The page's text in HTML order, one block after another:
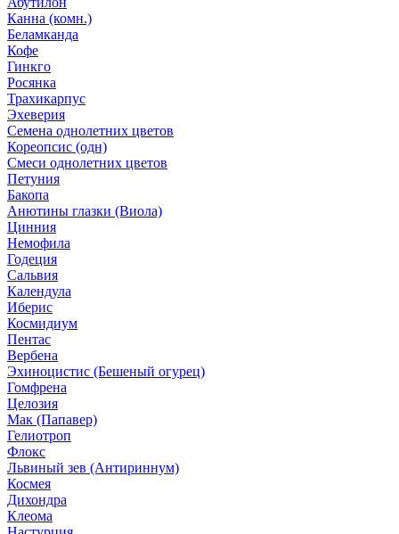
Канна (комн.)
Беламканда
Кофе
Гинкго
Росянка
Трахикарпус
Эхеверия
Семена однолетних цветов
Кореопсис (одн)
Смеси однолетних цветов
Петуния
Бакопа
Анютины глазки (Виола)
Цинния
Немофила
Годеция
Сальвия
Календула
Иберис
Космидиум
Пентас
Вербена
Эхиноцистис (Бешеный огурец)
Гомфрена
Целозия
Мак (Папавер)
Гелиотроп
Флокс
Львиный зев (Антириннум)
Космея
Дихондра
Клеома